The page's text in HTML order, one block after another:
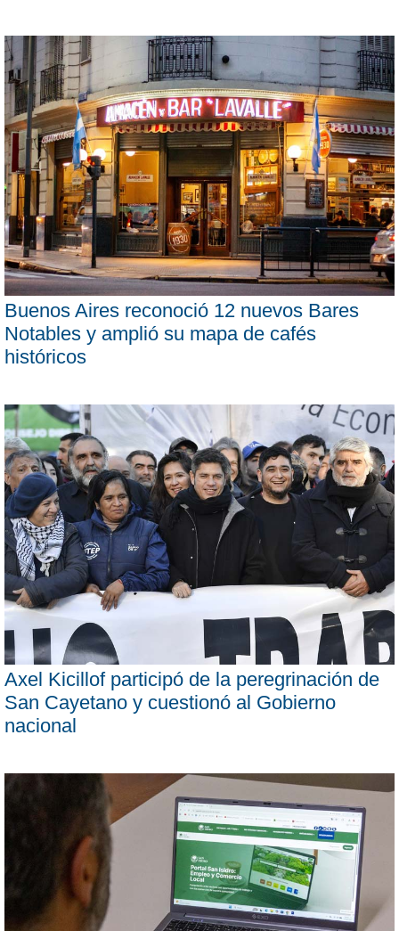
Buenos Aires reconoció 12 nuevos Bares
Notables y amplió su mapa de cafés
históricos
Axel Kicillof participó de la peregrinación de
San Cayetano y cuestionó al Gobierno
nacional